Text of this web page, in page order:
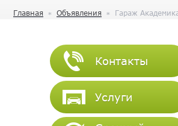
Главная Объявления Гараж
Контакты
Услуги